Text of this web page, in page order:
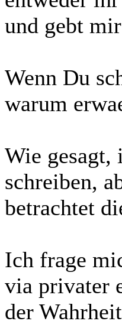
und gebt
Wenn Du
warum
Wie gesagt,
schreiben,
betrachtet
Ich frage
via privater
der